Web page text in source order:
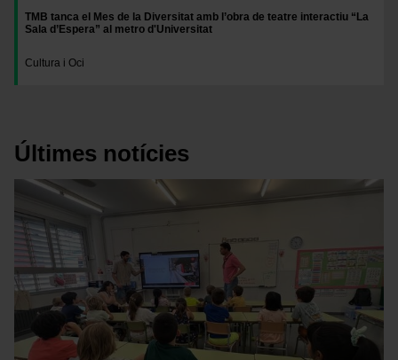
TMB tanca el Mes de la Diversitat amb l’obra de teatre interactiu “La
Sala d’Espera” al metro d'Universitat
Cultura i Oci
Últimes notícies